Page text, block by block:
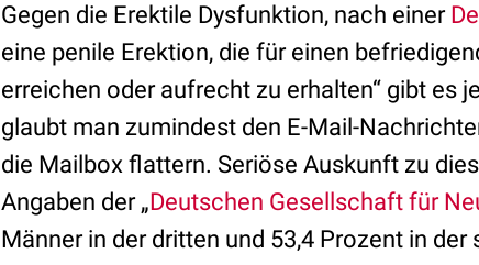
Gegen die Erektile Dysfunktion, nach einer
eine penile Erektion, die für einen
erreichen oder aufrecht zu erhalten“ gibt es
glaubt man zumindest den E-Mail-
die Mailbox flattern. Seriöse Auskunft zu
Angaben der „Deutschen Gesellschaft für
Männer in der dritten und 53,4 Prozent in